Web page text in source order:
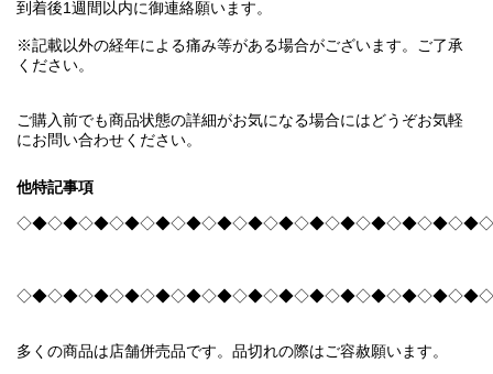
到着後1週間以内に御連絡願います。
※記載以外の経年による痛み等がある場合がございます。ご了承
ください。
ご購入前でも商品状態の詳細がお気になる場合にはどうぞお気軽
にお問い合わせください。
他特記事項
多くの商品は店舗併売品です。品切れの際はご容赦願います。